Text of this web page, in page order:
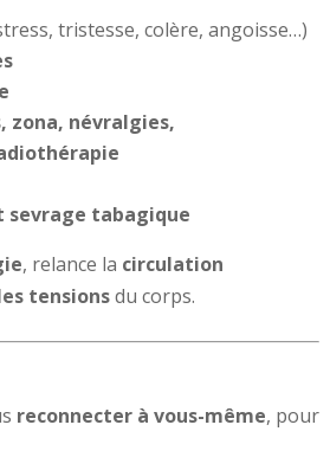
tristesse, colère, angoisse…)
zona, névralgies,
sevrage tabagique
, relance la circulation
tensionsdu corps.
reconnecter à vous-même, pour